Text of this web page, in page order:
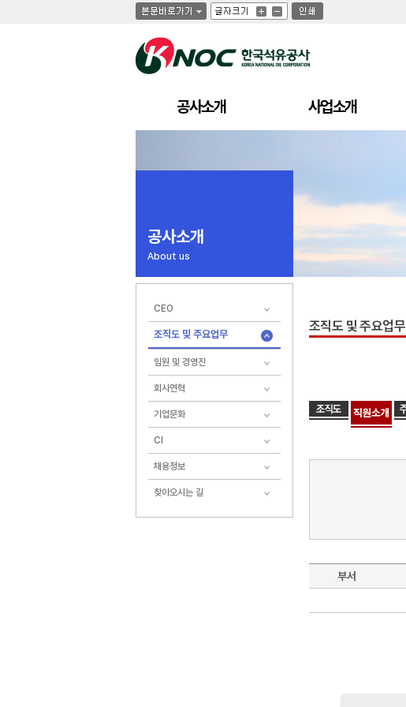
글
자
기
글
자
기
크
글
자
기
작
인
쇄
공사소개 사업소개
공사소개
About us
CEO
조직도 및 주요업무
임원 및 경영진
회사연혁
기업문화
CI
채용정보
찾아오시는 길
조직도 및 주요업무
부서